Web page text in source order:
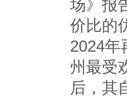
场》报
价比的
2024年
州最受
后，其